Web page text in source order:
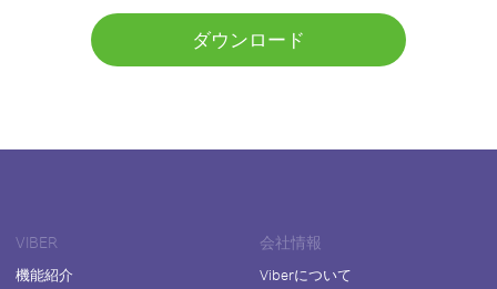
ダウンロード
VIBER
機能紹介
会社情報
Viberについて